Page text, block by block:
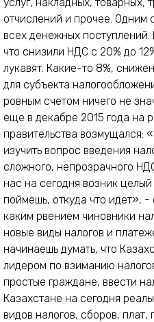
отчислений и прочее. Одним
всех денежных поступлений.
что снизили НДС с 20% до
лукавят. Какие-то 8%,
для субъекта
ровным счетом ничего не
еще в декабре 2015 года на
правительства возмущался:
изучить вопрос введения
сложного, непрозрачного
нас на сегодня возник
поймешь, откуда что идет», -
каким рвением чиновники
новые виды налогов и
начинаешь думать, что
лидером по взиманию
простые граждане, ввести
Казахстане на сегодня
видов налогов, сборов,